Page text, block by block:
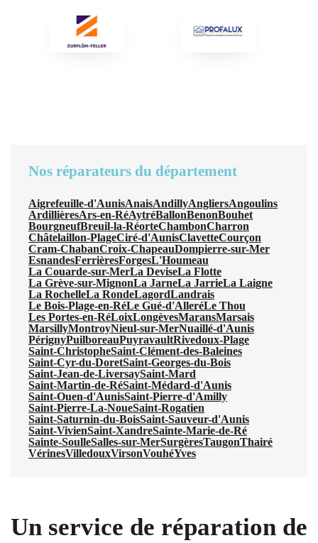
Nos réparateurs du département
Aigrefeuille-d'AunisAnaisAndillyAngliersAngoulins
ArdillièresArs-en-RéAytréBallonBenonBouhet
BourgneufBreuil-la-RéorteChambonCharron
Châtelaillon-PlageCiré-d'AunisClavetteCourçon
Cram-ChabanCroix-ChapeauDompierre-sur-Mer
EsnandesFerrièresForgesL'Houmeau
La Couarde-sur-MerLa DeviseLa Flotte
La Grève-sur-MignonLa JarneLa JarrieLa Laigne
La RochelleLa RondeLagordLandrais
Le Bois-Plage-en-RéLe Gué-d'AlleréLe Thou
Les Portes-en-RéLoixLongèvesMaransMarsais
MarsillyMontroyNieul-sur-MerNuaillé-d'Aunis
PérignyPuilboreauPuyravaultRivedoux-Plage
Saint-ChristopheSaint-Clément-des-Baleines
Saint-Cyr-du-DoretSaint-Georges-du-Bois
Saint-Jean-de-LiversaySaint-Mard
Saint-Martin-de-RéSaint-Médard-d'Aunis
Saint-Ouen-d'AunisSaint-Pierre-d'Amilly
Saint-Pierre-La-NoueSaint-Rogatien
Saint-Saturnin-du-BoisSaint-Sauveur-d'Aunis
Saint-VivienSaint-XandreSainte-Marie-de-Ré
Sainte-SoulleSalles-sur-MerSurgèresTaugonThairé
VérinesVilledouxVirsonVouhéYves
Un service de réparation de